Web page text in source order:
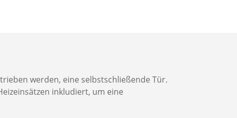
werden, eine selbstschließende Tür.
inkludiert, um eine